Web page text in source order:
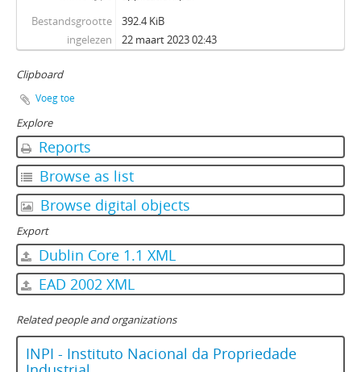
Bestandsgrootte
392.4 KiB
ingelezen
22 maart 2023 02:43
Clipboard
Voeg toe
Explore
Reports
Browse as list
Browse digital objects
Export
Dublin Core 1.1 XML
EAD 2002 XML
Related people and organizations
INPI - Instituto Nacional da Propriedade